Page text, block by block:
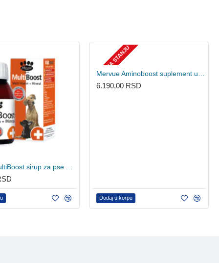
Mervue MultiBoost sirup za pse 150ml
NEMA NA STANJU
6.190,00 RSD
Dodaj u korpu